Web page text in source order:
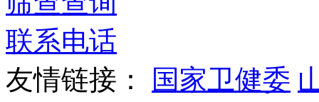
联系电话
友情链接：
国家卫健委